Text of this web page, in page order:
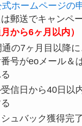
ホームページの
は郵送でキャンペ
月から6ヶ月以内）
の7ヶ月目以降
号がeoメール＆
受信日から40日以
ュバック獲得完